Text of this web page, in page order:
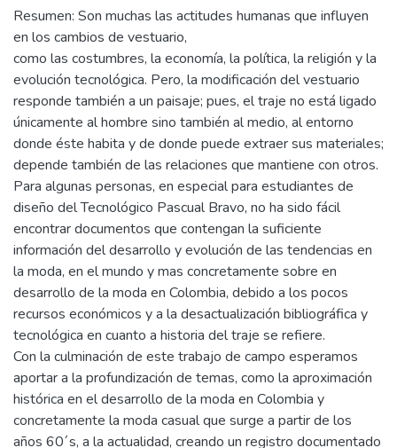
Resumen: Son muchas las actitudes humanas que influyen
en los cambios de vestuario,
como las costumbres, la economía, la política, la religión y la
evolución tecnológica. Pero, la modificación del vestuario
responde también a un paisaje; pues, el traje no está ligado
únicamente al hombre sino también al medio, al entorno
donde éste habita y de donde puede extraer sus materiales;
depende también de las relaciones que mantiene con otros.
Para algunas personas, en especial para estudiantes de
diseño del Tecnológico Pascual Bravo, no ha sido fácil
encontrar documentos que contengan la suficiente
información del desarrollo y evolución de las tendencias en
la moda, en el mundo y mas concretamente sobre en
desarrollo de la moda en Colombia, debido a los pocos
recursos económicos y a la desactualización bibliográfica y
tecnológica en cuanto a historia del traje se refiere.
Con la culminación de este trabajo de campo esperamos
aportar a la profundización de temas, como la aproximación
histórica en el desarrollo de la moda en Colombia y
concretamente la moda casual que surge a partir de los
años 60´s, a la actualidad, creando un registro documentado